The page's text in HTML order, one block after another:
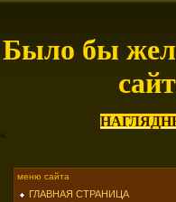
Было бы
<
меню сайта
ГЛАВНАЯ СТРАНИЦА